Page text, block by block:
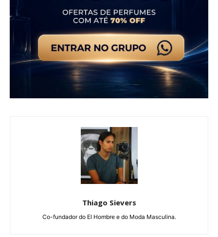
Thiago Sievers
Co-fundador do El Hombre e do Moda Masculina.